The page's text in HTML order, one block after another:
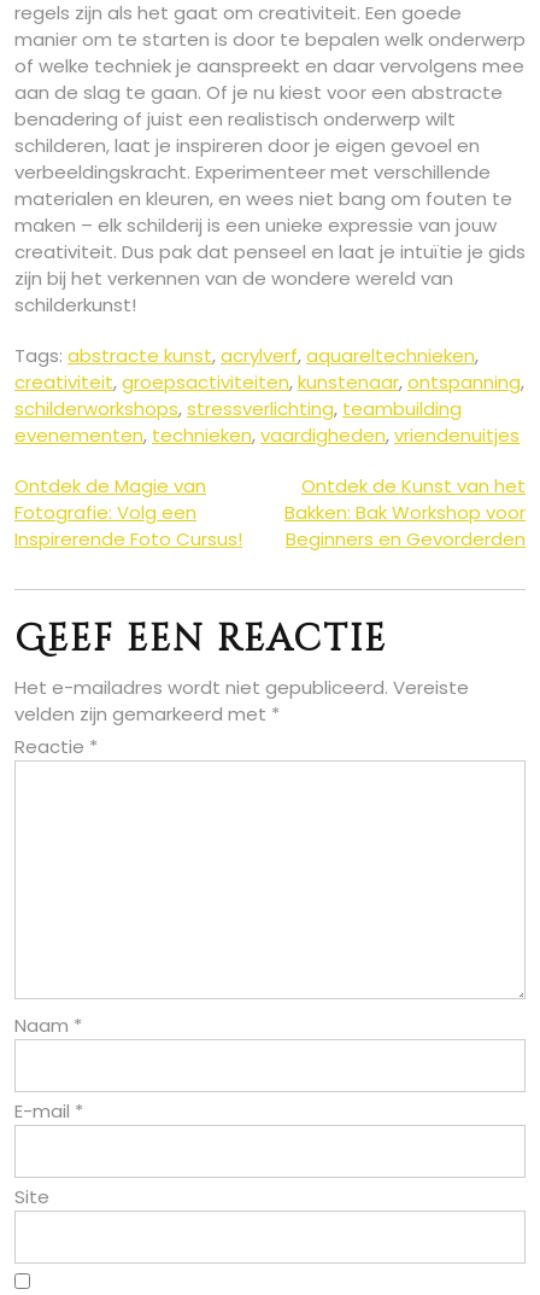
regels zijn als het gaat om creativiteit. Een goede
manier om te starten is door te bepalen welk onderwerp
of welke techniek je aanspreekt en daar vervolgens mee
aan de slag te gaan. Of je nu kiest voor een abstracte
benadering of juist een realistisch onderwerp wilt
schilderen, laat je inspireren door je eigen gevoel en
verbeeldingskracht. Experimenteer met verschillende
materialen en kleuren, en wees niet bang om fouten te
maken – elk schilderij is een unieke expressie van jouw
creativiteit. Dus pak dat penseel en laat je intuïtie je gids
zijn bij het verkennen van de wondere wereld van
schilderkunst!
Tags: abstracte kunst,acrylverf,aquareltechnieken,
creativiteit,groepsactiviteiten,kunstenaar,ontspanning,
schilderworkshops,stressverlichting, teambuilding
evenementen, technieken,vaardigheden,vriendenuitjes
Berichtnavigatie
Ontdek de Magie van
Fotografie: Volg een
Inspirerende Foto Cursus!
Ontdek de Kunst van het
Bakken: Bak Workshop voor
Beginners en Gevorderden
Geef een reactie
Het e-mailadres wordt niet gepubliceerd. Vereiste
velden zijn gemarkeerd met *
Reactie *
Naam *
E-mail *
Site